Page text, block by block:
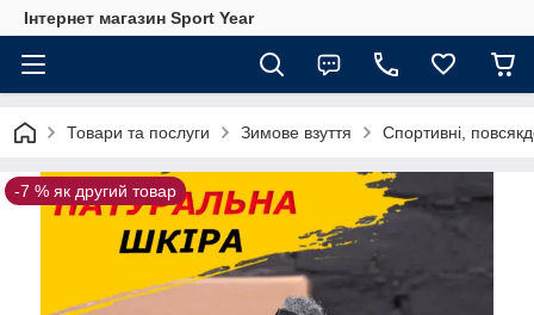
Інтернет магазин Sport Year
Товари та послуги Зимове взуття Спортивні,
-7 % як другий товар